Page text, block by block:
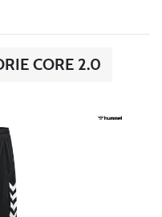
CORE 2.0